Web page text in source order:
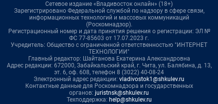
Сетевое издание «Владивосток онлайн» (18+)
Зарегистрировано Федеральной службой по надзору в сфере связи,
информационных технологий и массовых коммуникаций
(Роскомнадзор).
Регистрационный номер и дата принятия решения о регистрации: ЭЛ №
ФС 77-85603 от 17.07.2023 г.
Учредитель: Общество с ограниченной ответственностью "ИНТЕРНЕТ
ТЕХНОЛОГИИ"
Главный редактор: Шайтанова Екатерина Александровна
Адрес редакции: 672000, Забайкальский край, г. Чита, ул. Балябина, д. 13,
эт. 6, оф. 608, телефон 8 (3022) 40-08-24
Электронный адрес редакции: vladivostok1@shkulev.ru
Контактные данные для Роскомнадзора и государственных
органов: juristnsk@shkulev.ru
Техподдержка: help@shkulev.ru